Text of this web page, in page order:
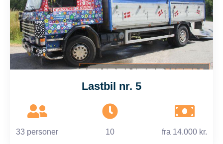
Lastbil nr. 5
33 personer 10 fra 14.000 kr.